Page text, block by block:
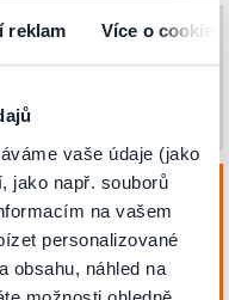
reklam Více o cookies
vaše údaje (jako
jako např. souborů
na vašem
personalizované
obsahu, náhled na
nyní
prodeje).
ŘEČI
KUS ŘEČI
Koupit